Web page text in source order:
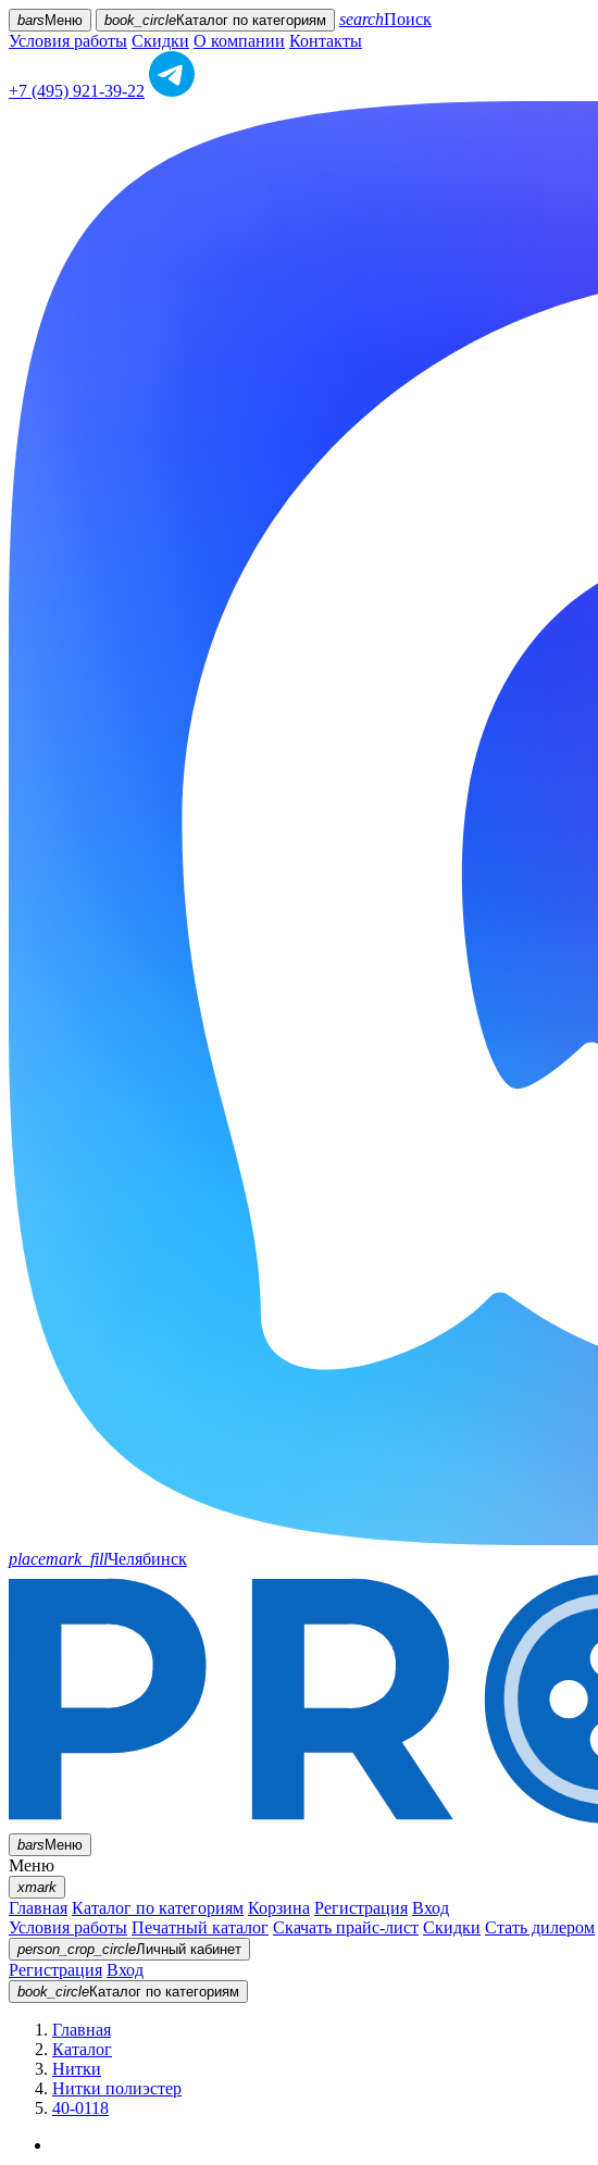
bars Меню book_circleКаталог по категориям searchПоиск
Условия работы Скидки О компании Контакты
+7 (495) 921-39-22
placemark_fillЧелябинск
barsМеню
Меню
xmark
Главная Каталог по категориям Корзина Регистрация Вход
Условия работы Печатный каталог Скачать прайс-лист Скидки Стать дилером
person_crop_circleЛичный кабинет
Регистрация Вход
book_circleКаталог по категориям
Главная
Каталог
Нитки
Нитки полиэстер
40-0118